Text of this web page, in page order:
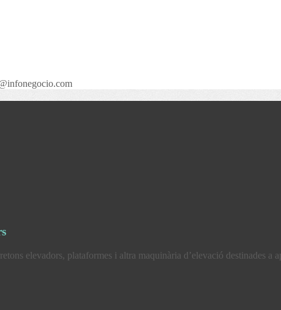
elevadors, plataformes i altra maquinària d’elevació destinades a